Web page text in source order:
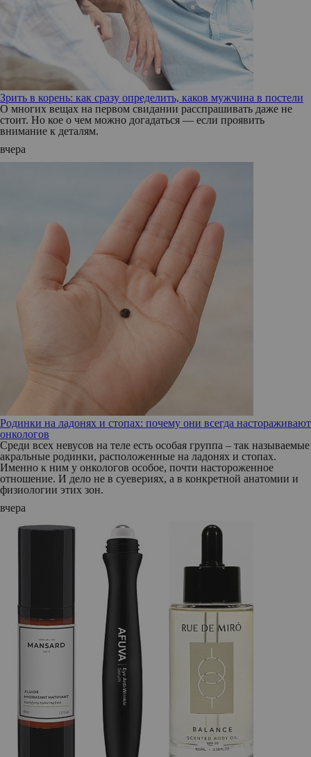
Зрить в корень: как сразу определить, каков мужчина в постели
О многих вещах на первом свидании расспрашивать даже не
стоит. Но кое о чем можно догадаться — если проявить
внимание к деталям.
вчера
Родинки на ладонях и стопах: почему они всегда настораживают
онкологов
Среди всех невусов на теле есть особая группа – так называемые
акральные родинки, расположенные на ладонях и стопах.
Именно к ним у онкологов особое, почти настороженное
отношение. И дело не в суевериях, а в конкретной анатомии и
физиологии этих зон.
вчера